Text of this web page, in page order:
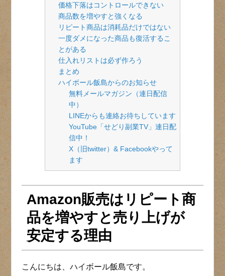
価格下落はコントロールできない
商品数を増やすと強くなる
リピート商品は消耗品だけではない
一度ダメになった商品も復活するこ
とがある
仕入れリストは必ず作ろう
まとめ
ハイボール飯島からのお知らせ
無料メールマガジン（連日配信
中）
LINEからも連絡お待ちしています
YouTube「せどり副業TV」連日配
信中！
X（旧twitter）& Facebookやって
ます
Amazon販売はリピート商
品を増やすと売り上げが
安定する理由
こんにちは、ハイボール飯島です。